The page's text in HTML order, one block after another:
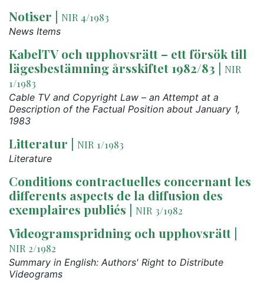
Notiser | NIR 4/1983
News Items
KabelTV och upphovsrätt – ett försök till
lägesbestämning årsskiftet 1982/83 | NIR
1/1983
Cable TV and Copyright Law – an Attempt at a
Description of the Factual Position about January 1,
1983
Litteratur | NIR 1/1983
Literature
Conditions contractuelles concernant les
differents aspects de la diffusion des
exemplaires publiés | NIR 3/1982
Videogramspridning och upphovsrätt |
NIR 2/1982
Summary in English: Authors' Right to Distribute
Videograms